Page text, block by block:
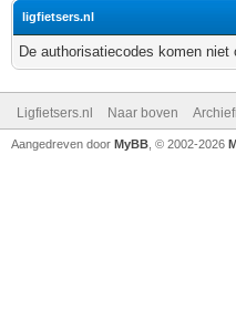
ligfietsers.nl
De authorisatiecodes komen
Ligfietsers.nl Naar boven
Aangedreven door MyBB , © 2002-2026